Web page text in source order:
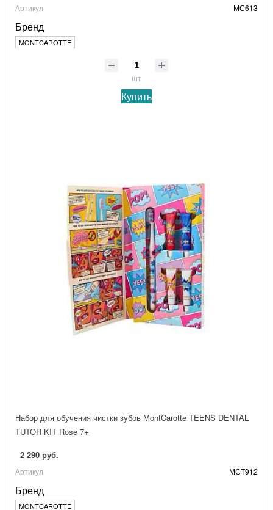
Артикул МС613
Бренд
MONTCAROTTE
шт
Купить
Набор для обучения чистки зубов MontCarotte TEENS DENTAL
TUTOR KIT Rose 7+
2 290 руб.
Артикул МСТ912
Бренд
MONTCAROTTE